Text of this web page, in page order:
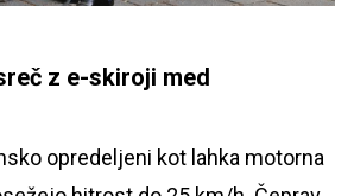
z e-skiroji med
opredeljeni kot lahka motorna